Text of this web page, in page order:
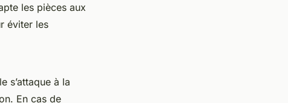
les pièces aux
éviter les
s’attaque à la
En cas de